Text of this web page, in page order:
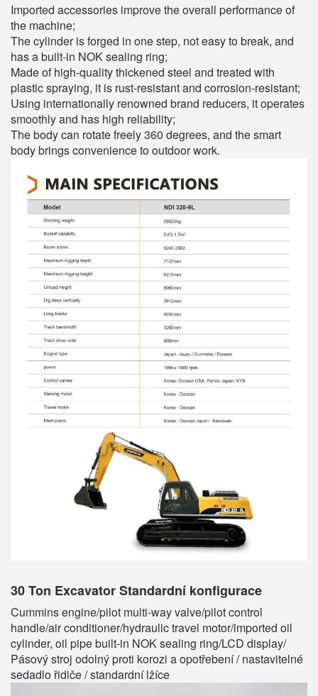
Imported accessories improve the overall performance of
the machine;
The cylinder is forged in one step, not easy to break, and
has a built-in NOK sealing ring;
Made of high-quality thickened steel and treated with
plastic spraying, it is rust-resistant and corrosion-resistant;
Using internationally renowned brand reducers, it operates
smoothly and has high reliability;
The body can rotate freely 360 degrees, and the smart
body brings convenience to outdoor work.
30 Ton ExcavatorStandardní konfigurace
Cummins engine/pilot multi-way valve/pilot control
handle/air conditioner/hydraulic travel motor/imported oil
cylinder, oil pipe built-in NOK sealing ring/LCD display/
Pásový stroj odolný proti korozi a opotřebení / nastavitelné
sedadlo řidiče / standardní lžíce